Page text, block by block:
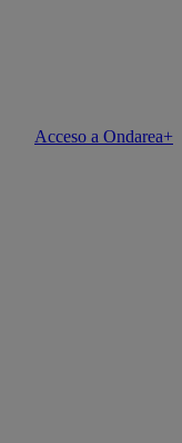
Acceso a Ondarea+